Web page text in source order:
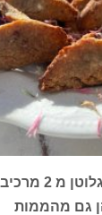
אוזני המן
גם מהממות